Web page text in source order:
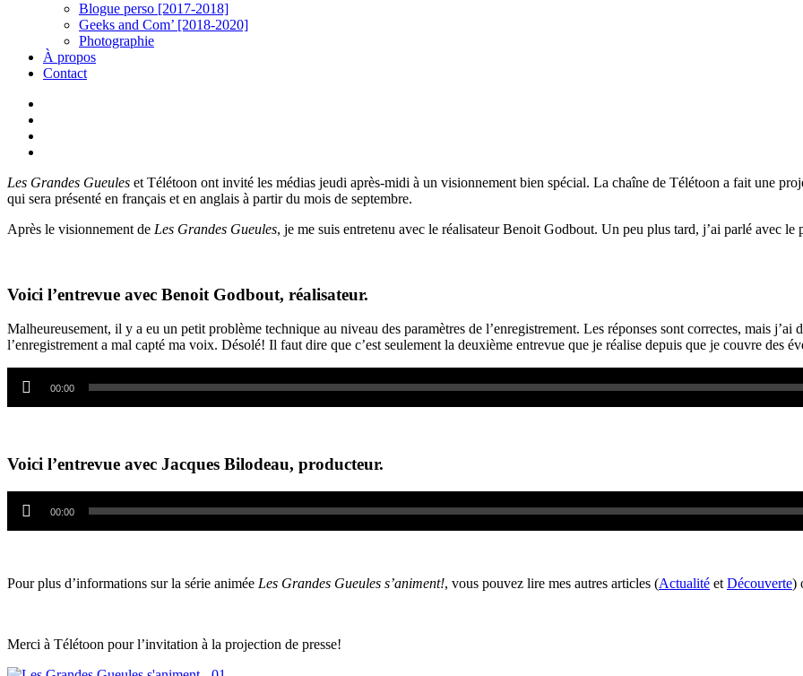
Blogue perso [2017-2018]
Geeks and Com’ [2018-2020]
Photographie
À propos
Contact
Les Grandes Gueules et Télétoon ont invité les médias jeudi après-midi à un visionnement bien spécial. La chaîne de Télétoon a fait une
qui sera présenté en français et en anglais à partir du mois de septembre.
Après le visionnement de Les Grandes Gueules, je me suis entretenu avec le réalisateur Benoit Godbout. Un peu plus tard, j’ai parlé avec le
Voici l’entrevue avec Benoit Godbout, réalisateur.
Malheureusement, il y a eu un petit problème technique au niveau des paramètres de l’enregistrement. Les réponses sont correctes, mais
l’enregistrement a mal capté ma voix. Désolé! Il faut dire que c’est seulement la deuxième entrevue que je réalise depuis que je couvre des
audio
00:00
Voici l’entrevue avec Jacques Bilodeau, producteur.
audio
00:00
Pour plus d’informations sur la série animée Les Grandes Gueules s’animent!, vous pouvez lire mes autres articles (Actualité et Découverte)
Merci à Télétoon pour l’invitation à la projection de presse!